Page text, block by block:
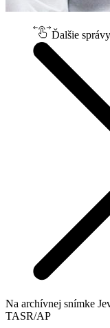
Ďalšie
Na archívnej snímke
TASR/AP